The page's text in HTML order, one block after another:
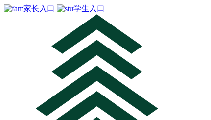
家长入口 学生入口